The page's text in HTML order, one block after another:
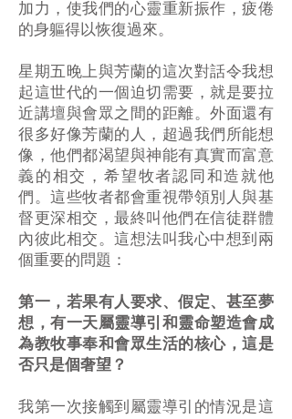
加力，使我們的心靈重新振作，疲倦
的身軀得以恢復過來。
星期五晚上與芳蘭的這次對話令我想
起這世代的一個迫切需要，就是要拉
近講壇與會眾之間的距離。外面還有
很多好像芳蘭的人，超過我們所能想
像，他們都渴望與神能有真實而富意
義的相交，希望牧者認同和造就他
們。這些牧者都會重視帶領別人與基
督更深相交，最終叫他們在信徒群體
內彼此相交。這想法叫我心中想到兩
個重要的問題：
第一，若果有人要求、假定、甚至夢
想，有一天屬靈導引和靈命塑造會成
為教牧事奉和會眾生活的核心，這是
否只是個奢望？
我第一次接觸到屬靈導引的情況是這